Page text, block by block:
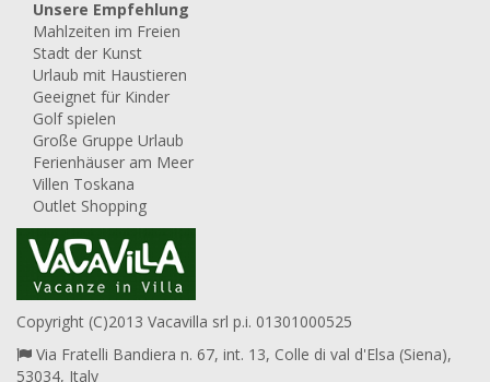
Unsere Empfehlung
Mahlzeiten im Freien
Stadt der Kunst
Urlaub mit Haustieren
Geeignet für Kinder
Golf spielen
Große Gruppe Urlaub
Ferienhäuser am Meer
Villen Toskana
Outlet Shopping
Copyright (C)2013 Vacavilla srl p.i. 01301000525
Via Fratelli Bandiera n. 67, int. 13, Colle di val d'Elsa (Siena),
53034, Italy